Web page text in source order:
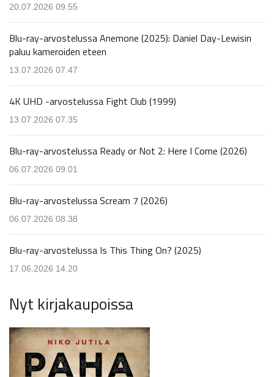
20.07.2026 09.55
Blu-ray-arvostelussa Anemone (2025): Daniel Day-Lewisin
paluu kameroiden eteen
13.07.2026 07.47
4K UHD -arvostelussa Fight Club (1999)
13.07.2026 07.35
Blu-ray-arvostelussa Ready or Not 2: Here I Come (2026)
06.07.2026 09.01
Blu-ray-arvostelussa Scream 7 (2026)
06.07.2026 08.38
Blu-ray-arvostelussa Is This Thing On? (2025)
17.06.2026 14.20
Nyt kirjakaupoissa